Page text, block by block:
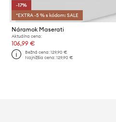
-17%
*EXTRA -5 % s kódom: SALE
Náramok Maserati
Aktuálna cena:
106,99 €
Bežná cena:129,90 €
Najnižšia cena:129,90 €